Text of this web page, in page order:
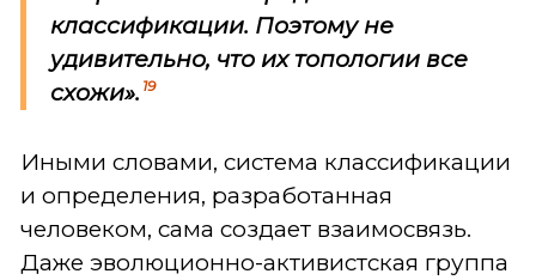
классификации. Поэтому не
удивительно, что их топологии все
схожи». 19
Иными словами, система классификации
и определения, разработанная
человеком, сама создает взаимосвязь.
Даже эволюционно-активистская группа